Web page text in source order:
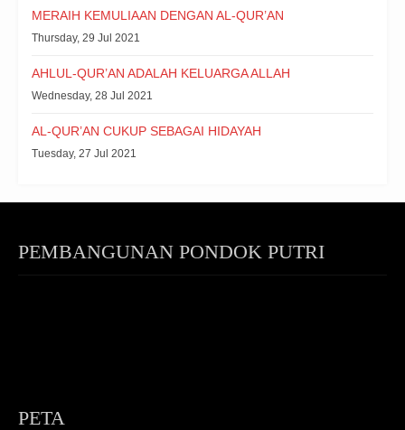
MERAIH KEMULIAAN DENGAN AL-QUR’AN
Thursday, 29 Jul 2021
AHLUL-QUR’AN ADALAH KELUARGA ALLAH
Wednesday, 28 Jul 2021
AL-QUR’AN CUKUP SEBAGAI HIDAYAH
Tuesday, 27 Jul 2021
PEMBANGUNAN PONDOK PUTRI
PETA